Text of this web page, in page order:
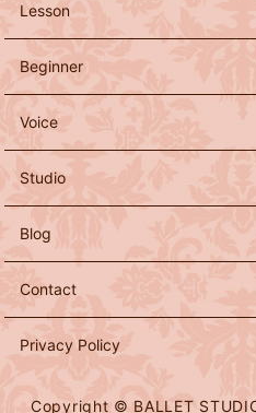
Lesson
Beginner
Voice
Studio
Blog
Contact
Privacy Policy
Copyright © BALLET